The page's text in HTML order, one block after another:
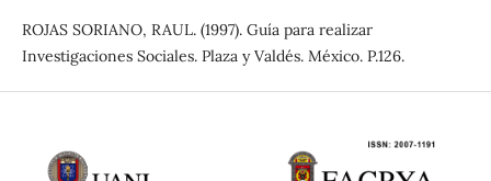
ROJAS SORIANO, RAUL. (1997). Guía para realizar
Investigaciones Sociales. Plaza y Valdés. México. P.126.